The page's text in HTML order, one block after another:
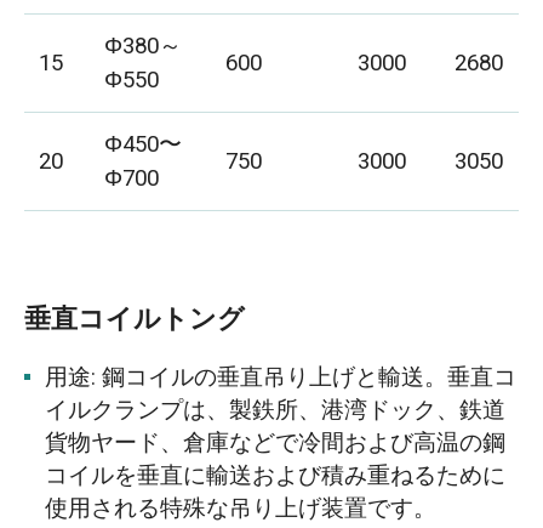
15
Φ380～
Φ550
600 3000 2680
20
Φ450〜
Φ700
750 3000 3050
垂直コイルトング
用途: 鋼コイルの垂直吊り上げと輸送。垂直コ
イルクランプは、製鉄所、港湾ドック、鉄道
貨物ヤード、倉庫などで冷間および高温の鋼
コイルを垂直に輸送および積み重ねるために
使用される特殊な吊り上げ装置です。